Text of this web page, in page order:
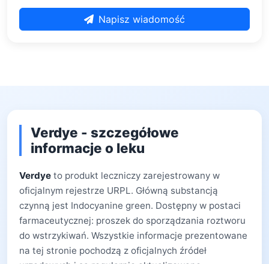
Napisz wiadomość
Verdye - szczegółowe
informacje o leku
Verdye to produkt leczniczy zarejestrowany w
oficjalnym rejestrze URPL. Główną substancją
czynną jest Indocyanine green. Dostępny w postaci
farmaceutycznej: proszek do sporządzania roztworu
do wstrzykiwań. Wszystkie informacje prezentowane
na tej stronie pochodzą z oficjalnych źródeł